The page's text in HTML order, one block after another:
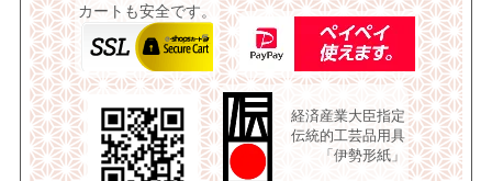
カートも安全です。
経済産業大臣指定
伝統的工芸品用具
「伊勢形紙」